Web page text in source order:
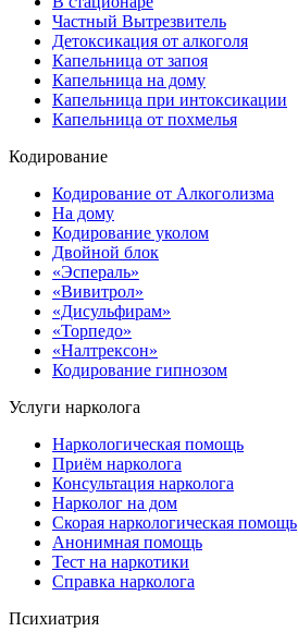
Частный Вытрезвитель
Детоксикация от алкоголя
Капельница от запоя
Капельница на дому
Капельница при интоксикации
Капельница от похмелья
Кодирование
Кодирование от Алкоголизма
На дому
Кодирование уколом
Двойной блок
«Эспераль»
«Вивитрол»
«Дисульфирам»
«Торпедо»
«Налтрексон»
Кодирование гипнозом
Услуги нарколога
Наркологическая помощь
Приём нарколога
Консультация нарколога
Нарколог на дом
Скорая наркологическая помощь
Анонимная помощь
Тест на наркотики
Справка нарколога
Психиатрия